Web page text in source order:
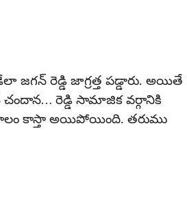
జగన్ రెడ్డి జాగ్రత్త పడ్డారు. అయితే
చందాన… రెడ్డి సామాజిక వర్గానికి
కాస్తా అయిపోయింది. తరుము